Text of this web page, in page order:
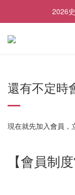
✨前往
2026
還有不定時
現在就先加入會員
【會員制